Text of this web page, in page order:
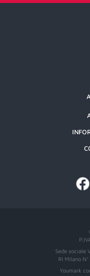
Sede sociale
RI Milano
Youmark